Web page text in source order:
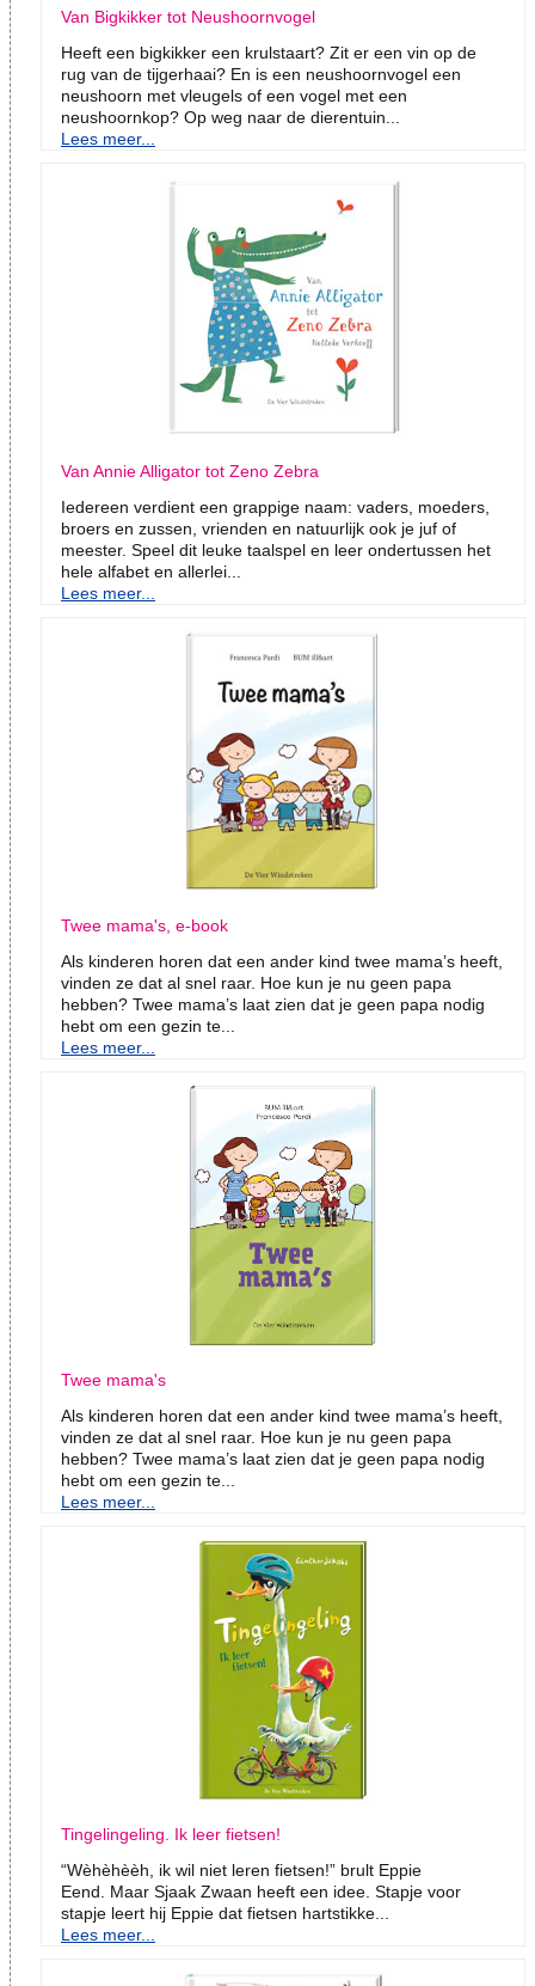
Van Bigkikker tot Neushoornvogel
Heeft een bigkikker een krulstaart? Zit er een vin op de
rug van de tijgerhaai? En is een neushoornvogel een
neushoorn met vleugels of een vogel met een
neushoornkop? Op weg naar de dierentuin...
Lees meer...
Van Annie Alligator tot Zeno Zebra
Iedereen verdient een grappige naam: vaders, moeders,
broers en zussen, vrienden en natuurlijk ook je juf of
meester. Speel dit leuke taalspel en leer ondertussen het
hele alfabet en allerlei...
Lees meer...
Twee mama's, e-book
Als kinderen horen dat een ander kind twee mama’s heeft,
vinden ze dat al snel raar. Hoe kun je nu geen papa
hebben? Twee mama’s laat zien dat je geen papa nodig
hebt om een gezin te...
Lees meer...
Twee mama's
Als kinderen horen dat een ander kind twee mama’s heeft,
vinden ze dat al snel raar. Hoe kun je nu geen papa
hebben? Twee mama’s laat zien dat je geen papa nodig
hebt om een gezin te...
Lees meer...
Tingelingeling. Ik leer fietsen!
“Wèhèhèèh, ik wil niet leren fietsen!” brult Eppie
Eend. Maar Sjaak Zwaan heeft een idee. Stapje voor
stapje leert hij Eppie dat fietsen hartstikke...
Lees meer...